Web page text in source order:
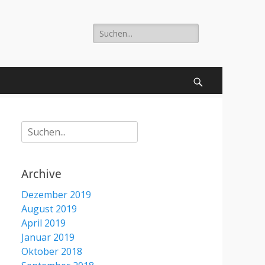
Suche
nach:
Suche
nach:
Archive
Dezember 2019
August 2019
April 2019
Januar 2019
Oktober 2018